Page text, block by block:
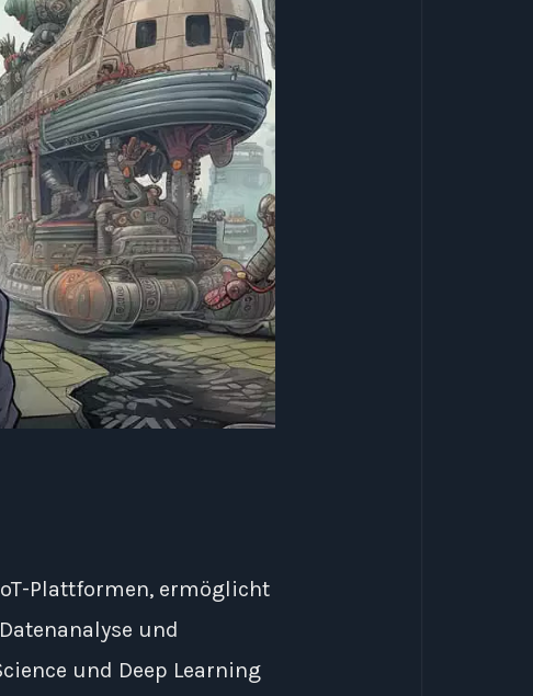
Plattformen, ermöglicht
und
und Deep Learning